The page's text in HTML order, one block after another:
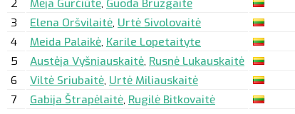
2
Mėja Gurčiūtė, Guoda Bruzgaitė
3
Elena Oršvilaitė, Urtė Sivolovaitė
4
Meida Palaikė, Karile Lopetaityte
5
Austėja Vyšniauskaitė, Rusnė Lukauskaitė
6
Viltė Sriubaitė, Urtė Miliauskaitė
7
Gabija Štrapėlaitė, Rugilė Bitkovaitė